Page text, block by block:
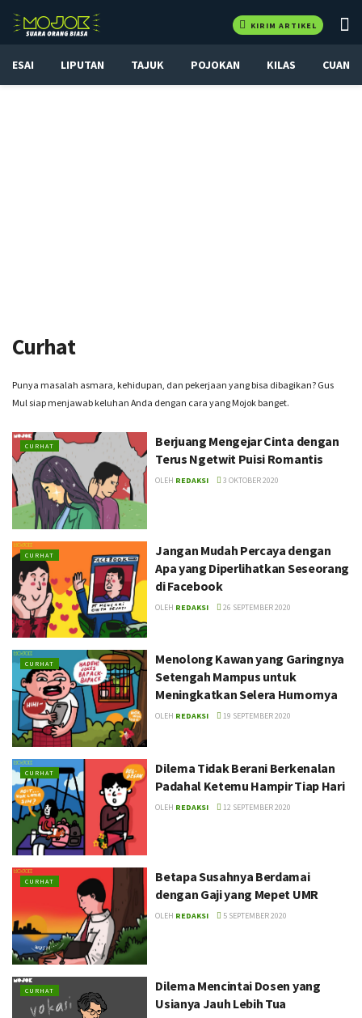
KIRIM ARTIKEL
ESAI LIPUTAN TAJUK POJOKAN KILAS CUAN
Curhat
Punya masalah asmara, kehidupan, dan pekerjaan yang bisa dibagikan? Gus
Mul siap menjawab keluhan Anda dengan cara yang Mojok banget.
CURHAT
Berjuang Mengejar Cinta dengan
Terus Ngetwit Puisi Romantis
OLEH REDAKSI 3 OKTOBER 2020
CURHAT
Jangan Mudah Percaya dengan
Apa yang Diperlihatkan Seseorang
di Facebook
OLEH REDAKSI 26 SEPTEMBER 2020
CURHAT
Menolong Kawan yang Garingnya
Setengah Mampus untuk
Meningkatkan Selera Humornya
OLEH REDAKSI 19 SEPTEMBER 2020
CURHAT
Dilema Tidak Berani Berkenalan
Padahal Ketemu Hampir Tiap Hari
OLEH REDAKSI 12 SEPTEMBER 2020
CURHAT
Betapa Susahnya Berdamai
dengan Gaji yang Mepet UMR
OLEH REDAKSI 5 SEPTEMBER 2020
CURHAT
Dilema Mencintai Dosen yang
Usianya Jauh Lebih Tua